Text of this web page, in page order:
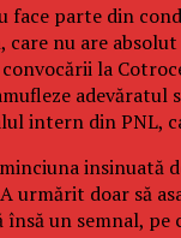
parte din
nu are
la
intern din PNL,
doar să
un semnal,